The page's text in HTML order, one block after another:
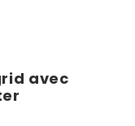
avec